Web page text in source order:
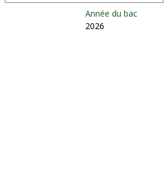
Année du bac
2026